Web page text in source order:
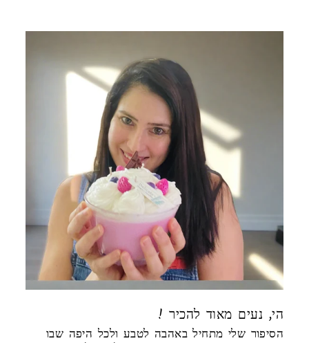
! הי, נעים מאוד להכיר
הסיפור שלי מתחיל באהבה לטבע ולכל היפה שבו